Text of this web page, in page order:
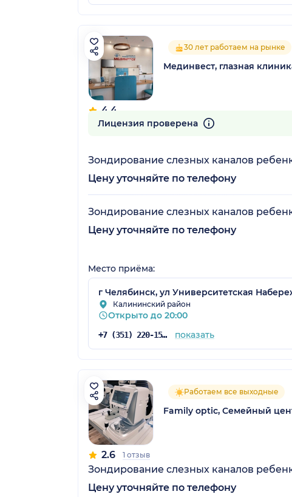
4.4
19 отзывов
30 лет работаем на рынке
Мединвест, глазная
Лицензия проверена
Зондирование слезных каналов
Цену уточняйте по телефону
Зондирование слезных каналов
Цену уточняйте по телефону
Место приёма:
г Челябинск, ул Университетская
Калининский район
Открыто до 20:00
+7 (351) 220-15-05 показать
2.6 1 отзыв
Работаем все выходные
Family optic, Семейный
Зондирование слезных каналов
Цену уточняйте по телефону